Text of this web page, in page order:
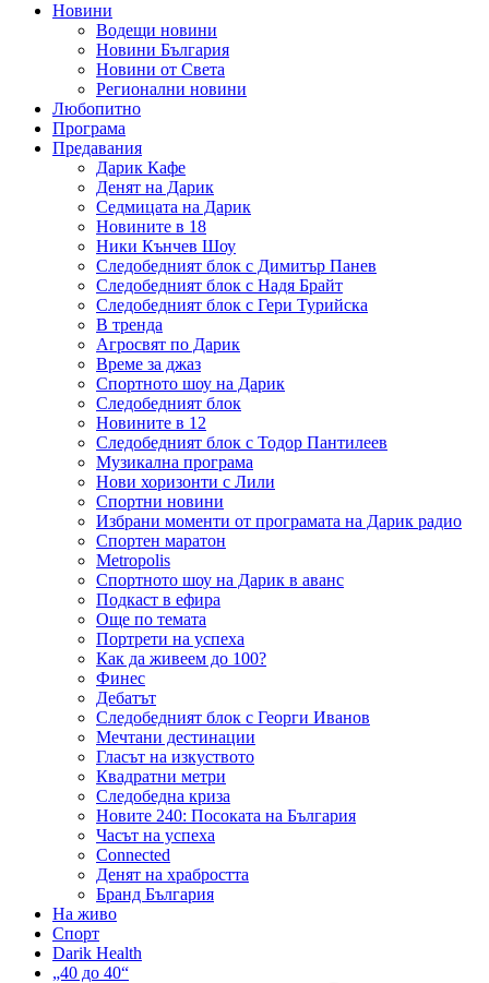
Новини
Водещи новини
Новини България
Новини от Света
Регионални новини
Любопитно
Програма
Предавания
Дарик Кафе
Денят на Дарик
Седмицата на Дарик
Новините в 18
Ники Кънчев Шоу
Следобедният блок с Димитър Панев
Следобедният блок с Надя Брайт
Следобедният блок с Гери Турийска
В тренда
Агросвят по Дарик
Време за джаз
Спортното шоу на Дарик
Следобедният блок
Новините в 12
Следобедният блок с Тодор Пантилеев
Музикална програма
Нови хоризонти с Лили
Спортни новини
Избрани моменти от програмата на Дарик радио
Спортен маратон
Metropolis
Спортното шоу на Дарик в аванс
Подкаст в ефира
Още по темата
Портрети на успеха
Как да живеем до 100?
Финес
Дебатът
Следобедният блок с Георги Иванов
Мечтани дестинации
Гласът на изкуството
Квадратни метри
Следобедна криза
Новите 240: Посоката на България
Часът на успеха
Connected
Денят на храбростта
Бранд България
На живо
Спорт
Darik Health
„40 до 40“